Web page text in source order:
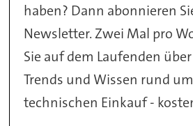
haben? Dann abonnieren
Newsletter. Zwei Mal pro
Sie auf dem Laufenden
Trends und Wissen rund
technischen Einkauf -